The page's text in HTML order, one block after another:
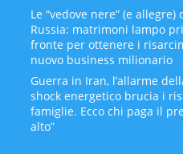
Le “vedove nere” (e allegre)
Russia: matrimoni lampo
fronte per ottenere i
nuovo business milionario
Guerra in Iran, l’allarme
shock energetico brucia i
famiglie. Ecco chi paga il
alto”